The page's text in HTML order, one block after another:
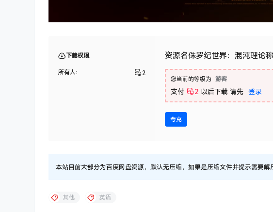
下载权限
所有人： 2
资源名侏罗纪世界：混沌理论称
您当前的等级为 游客
支付 2 以后下载 请先 登录
夸克
本站目前大部分为百度网盘资源，默认无压缩，如果是压缩文件并提示需要
其他 英语